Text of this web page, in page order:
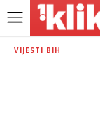
VIJESTI BIH